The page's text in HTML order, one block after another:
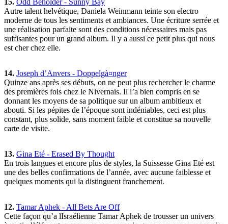
Autre talent helvétique, Daniela Weinmann teinte son electro
moderne de tous les sentiments et ambiances. Une écriture serrée et
une réalisation parfaite sont des conditions nécessaires mais pas
suffisantes pour un grand album. Il y a aussi ce petit plus qui nous
est cher chez elle.
14. Joseph d’Anvers - Doppelgà¤nger
Quinze ans après ses débuts, on ne peut plus rechercher le charme
des premières fois chez le Nivernais. Il l’a bien compris en se
donnant les moyens de sa politique sur un album ambitieux et
abouti. Si les pépites de l’époque sont indéniables, ceci est plus
constant, plus solide, sans moment faible et constitue sa nouvelle
carte de visite.
13. Gina Eté - Erased By Thought
En trois langues et encore plus de styles, la Suissesse Gina Eté est
une des belles confirmations de l’année, avec aucune faiblesse et
quelques moments qui la distinguent franchement.
12. Tamar Aphek - All Bets Are Off
Cette façon qu’a lIsraélienne Tamar Aphek de trousser un univers